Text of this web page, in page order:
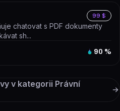
99 $
chatovat s PDF dokumenty
sh...
90 %
v kategorii Právní